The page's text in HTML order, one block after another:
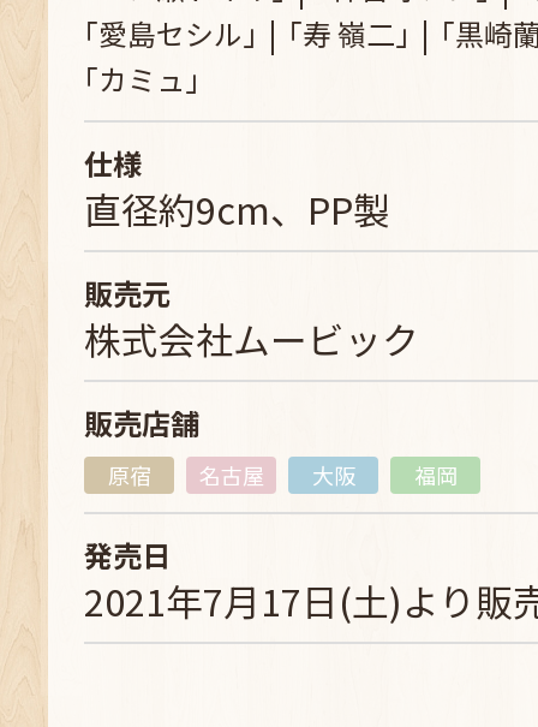
｢愛島セシル｣
｢寿 嶺二｣
｢黒崎
｢カミュ｣
仕様
直径約9cm、PP製
販売元
株式会社ムービック
販売店舗
原宿 名古屋 大阪 福岡
発売日
2021年7月17日(土)より販